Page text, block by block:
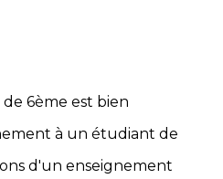
6ème est bien
à un étudiant de
d'un enseignement